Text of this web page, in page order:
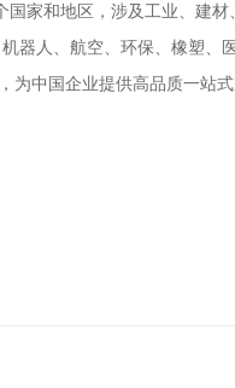
国家和地区，涉及工业、建
器人、航空、环保、橡塑、
为中国企业提供高品质一站式